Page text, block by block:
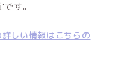
す。
しい情報はこちらの